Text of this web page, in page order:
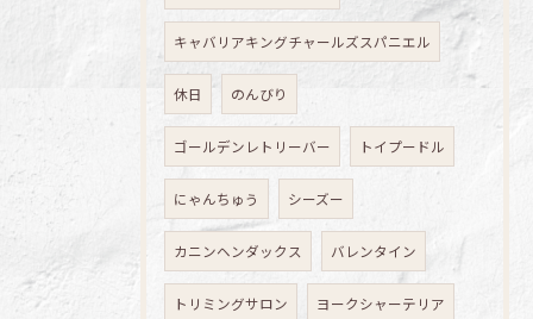
キャバリアキングチャールズスパニエル
休日 のんびり
ゴールデンレトリーバー トイプードル
にゃんちゅう シーズー
カニンヘンダックス バレンタイン
トリミングサロン ヨークシャーテリア